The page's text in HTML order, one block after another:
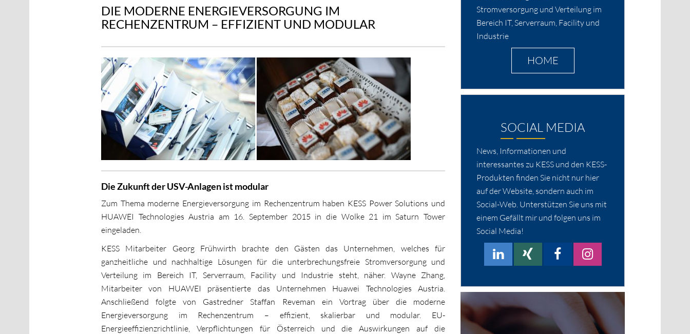
DIE MODERNE ENERGIEVERSORGUNG IM
RECHENZENTRUM – EFFIZIENT UND MODULAR
Die Zukunft der USV-Anlagen ist modular
Zum Thema moderne Energieversorgung im Rechenzentrum haben KESS Power Solutions und
HUAWEI Technologies Austria am 16. September 2015 in die Wolke 21 im Saturn Tower
eingeladen.
KESS Mitarbeiter Georg Frühwirth brachte den Gästen das Unternehmen, welches für
ganzheitliche und nachhaltige Lösungen für die unterbrechungsfreie Stromversorgung und
Verteilung im Bereich IT, Serverraum, Facility und Industrie steht, näher. Wayne Zhang,
Mitarbeiter von HUAWEI präsentierte das Unternehmen Huawei Technologies Austria.
Anschließend folgte von Gastredner Staffan Reveman ein Vortrag über die moderne
Energieversorgung im Rechenzentrum – effizient, skalierbar und modular. EU-
Energieeffizienzrichtlinie, Verpflichtungen für Österreich und die Auswirkungen auf die
Stromversorgung und Verteilung im
Bereich IT, Serverraum, Facility und
Industrie
HOME
SOCIAL MEDIA
News, Informationen und
interessantes zu KESS und den KESS-
Produkten finden Sie nicht nur hier
auf der Website, sondern auch im
Social-Web. Unterstützen Sie uns mit
einem Gefällt mir und folgen uns im
Social Media!